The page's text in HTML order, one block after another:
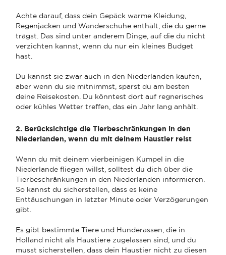
Achte darauf, dass dein Gepäck warme Kleidung,
Regenjacken und Wanderschuhe enthält, die du gerne
trägst. Das sind unter anderem Dinge, auf die du nicht
verzichten kannst, wenn du nur ein kleines Budget
hast.
Du kannst sie zwar auch in den Niederlanden kaufen,
aber wenn du sie mitnimmst, sparst du am besten
deine Reisekosten. Du könntest dort auf regnerisches
oder kühles Wetter treffen, das ein Jahr lang anhält.
2. Berücksichtige die Tierbeschränkungen in den
Niederlanden, wenn du mit deinem Haustier reist
Wenn du mit deinem vierbeinigen Kumpel in die
Niederlande fliegen willst, solltest du dich über die
Tierbeschränkungen in den Niederlanden informieren.
So kannst du sicherstellen, dass es keine
Enttäuschungen in letzter Minute oder Verzögerungen
gibt.
Es gibt bestimmte Tiere und Hunderassen, die in
Holland nicht als Haustiere zugelassen sind, und du
musst sicherstellen, dass dein Haustier nicht zu diesen